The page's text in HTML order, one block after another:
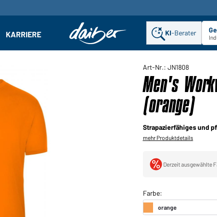
Untermenü öffnen
KARRIERE KI-Berater
Art-Nr.: JN1808
Men's
(orange)
Strapazierfähiges und
mehr Produktdetails
Derzeit ausgewählte